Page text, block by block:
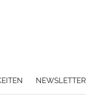
NEWSLETTER